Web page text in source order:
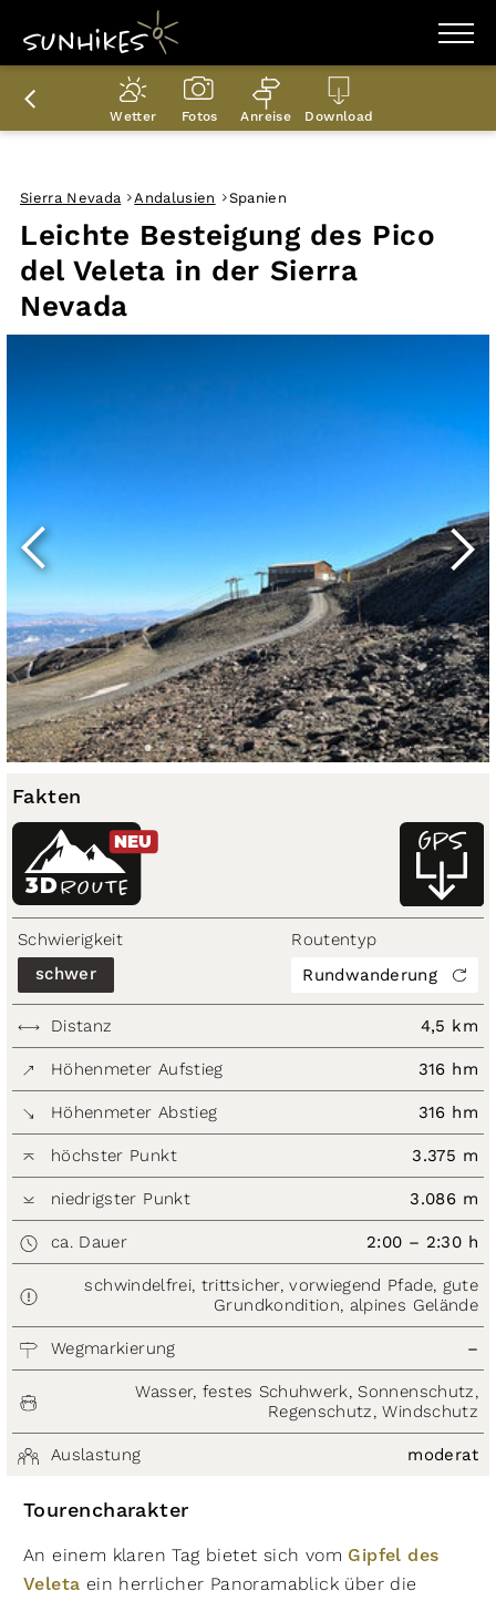
WANDERZIELE
WANDERUNGEN
ENTDECKEN
PLANER
Wetter Fotos Anreise Download
Leichte Besteigung des Pico
del Veleta in der Sierra
Nevada
Sierra Nevada Andalusien Spanien
Fakten
ROUTE
3D
NEU
Schwierigkeit
schwer
Routentyp
Rundwanderung
Distanz 4,5 km
Höhenmeter Aufstieg 316 hm
Höhenmeter Abstieg 316 hm
höchster Punkt 3.375 m
niedrigster Punkt 3.086 m
ca. Dauer 2:00 – 2:30 h
schwindelfrei, trittsicher, vorwiegend Pfade, gute
Grundkondition, alpines Gelände
Wegmarkierung –
Wasser, festes Schuhwerk, Sonnenschutz,
Regenschutz, Windschutz
Auslastung moderat
Tourencharakter
An einem klaren Tag bietet sich vom Gipfel des
Veleta ein herrlicher Panoramablick über die